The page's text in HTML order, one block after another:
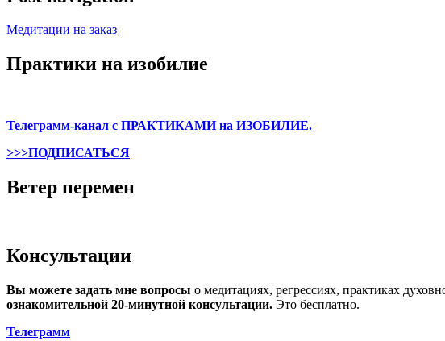
Медитации на заказ
Практики на изобилие
Телеграмм-канал с ПРАКТИКАМИ на ИЗОБИЛИЕ.
>>>ПОДПИСАТЬСЯ
Ветер перемен
Консультации
Вы можете задать мне вопросы о медитациях, регрессиях, практиках
ознакомительной 20-минутной консультации. Это бесплатно.
Телеграмм